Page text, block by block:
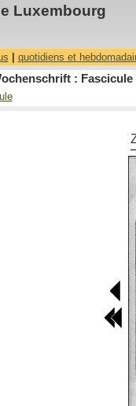
Luxembourg
quotidiens et
: Fascicule